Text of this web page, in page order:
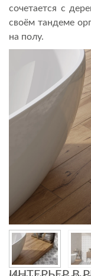
сочетается с
своём тандеме
на полу.